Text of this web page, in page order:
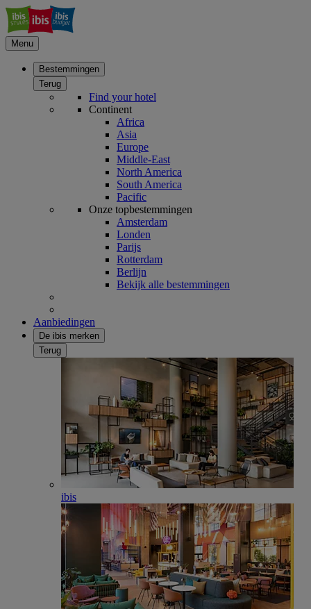
Menu
Bestemmingen
Terug
Find your hotel
Continent
Africa
Asia
Europe
Middle-East
North America
South America
Pacific
Onze topbestemmingen
Amsterdam
Londen
Parijs
Rotterdam
Berlijn
Bekijk alle bestemmingen
Aanbiedingen
De ibis merken
Terug
ibis